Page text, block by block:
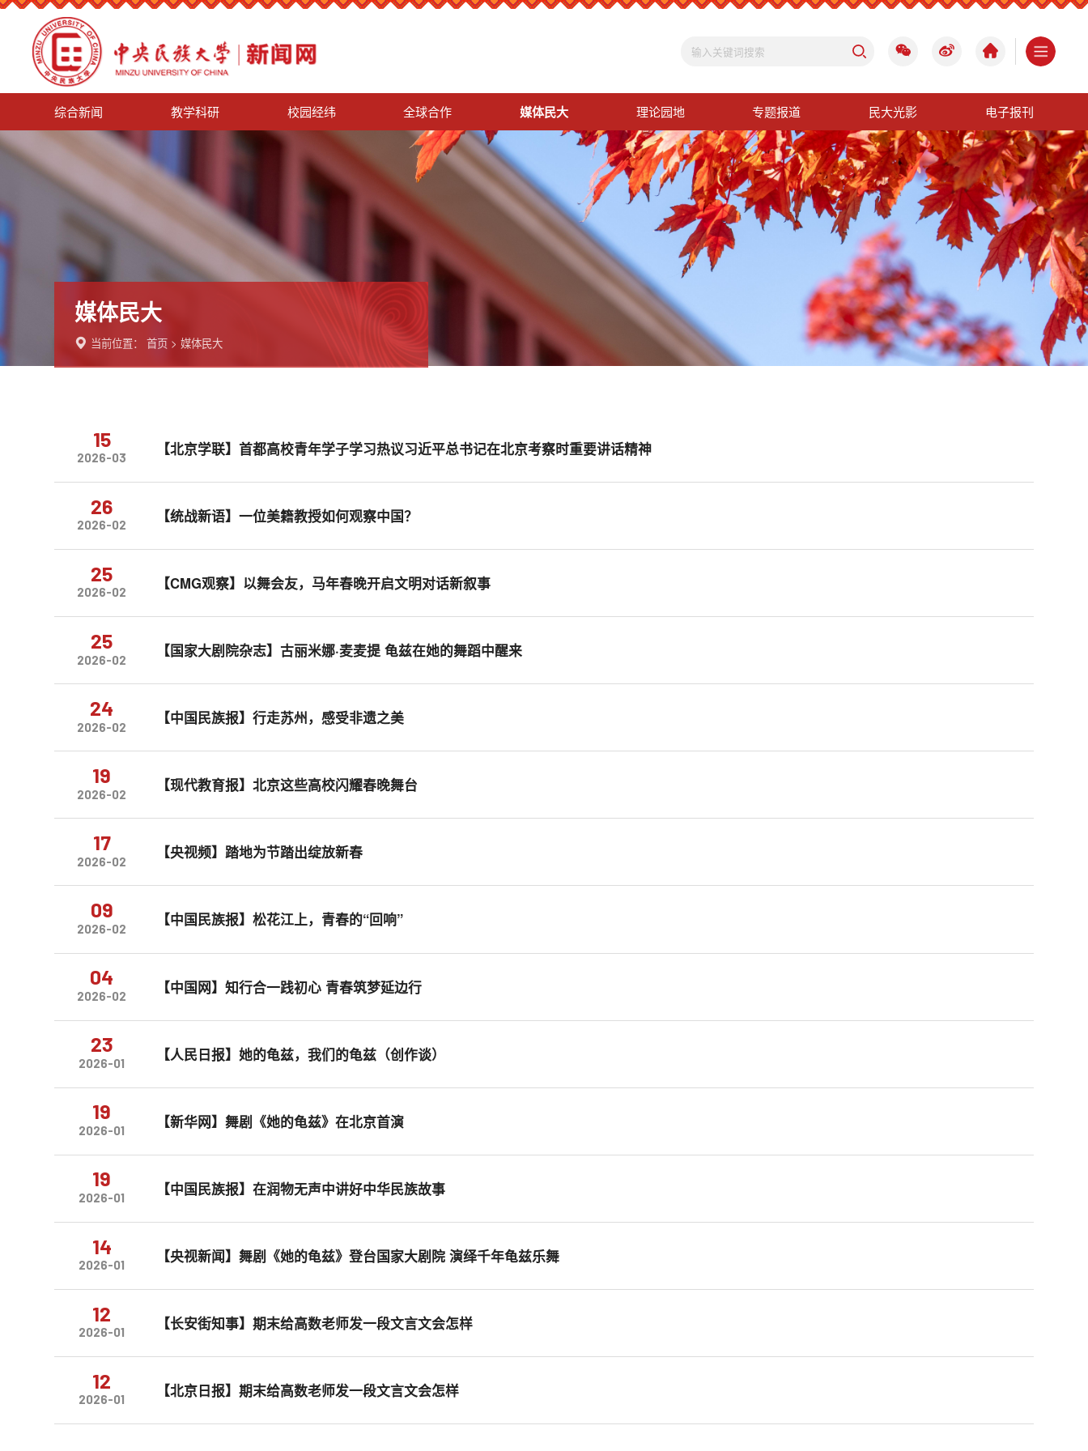
综合新闻 教学科研 校园经纬 全球合作 媒体民大 理论园地 专题报道 民大光影 电子报刊
媒体民大
当前位置：首页 >媒体民大
15
2026-03 【北京学联】首都高校青年学子学习热议习近平总书记在北京考察时重要讲话精神
26
2026-02 【统战新语】一位美籍教授如何观察中国？
25
2026-02 【CMG观察】以舞会友，马年春晚开启文明对话新叙事
25
2026-02 【国家大剧院杂志】古丽米娜·麦麦提 龟兹在她的舞蹈中醒来
24
2026-02 【中国民族报】行走苏州，感受非遗之美
19
2026-02 【现代教育报】北京这些高校闪耀春晚舞台
17
2026-02 【央视频】踏地为节踏出绽放新春
09
2026-02 【中国民族报】松花江上，青春的“回响”
04
2026-02 【中国网】知行合一践初心 青春筑梦延边行
23
2026-01 【人民日报】她的龟兹，我们的龟兹（创作谈）
19
2026-01 【新华网】舞剧《她的龟兹》在北京首演
19
2026-01 【中国民族报】在润物无声中讲好中华民族故事
14
2026-01 【央视新闻】舞剧《她的龟兹》登台国家大剧院 演绎千年龟兹乐舞
12
2026-01 【长安街知事】期末给高数老师发一段文言文会怎样
12
2026-01 【北京日报】期末给高数老师发一段文言文会怎样